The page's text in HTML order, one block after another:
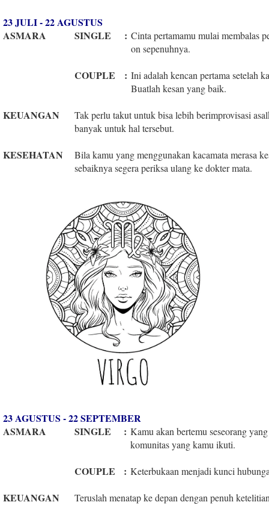
23 JULI - 22 AGUSTUS
ASMARA
SINGLE : Cinta pertamamu mulai membalas
on sepenuhnya.
COUPLE : Ini adalah kencan pertama setelah
Buatlah kesan yang baik.
KEUANGAN
Tak perlu takut untuk bisa lebih berimprovisasi
banyak untuk hal tersebut.
KESEHATAN
Bila kamu yang menggunakan kacamata merasa
sebaiknya segera periksa ulang ke dokter mata.
23 AGUSTUS - 22 SEPTEMBER
ASMARA
SINGLE : Kamu akan bertemu seseorang
komunitas yang kamu ikuti.
COUPLE : Keterbukaan menjadi kunci
KEUANGAN Teruslah menatap ke depan dengan penuh